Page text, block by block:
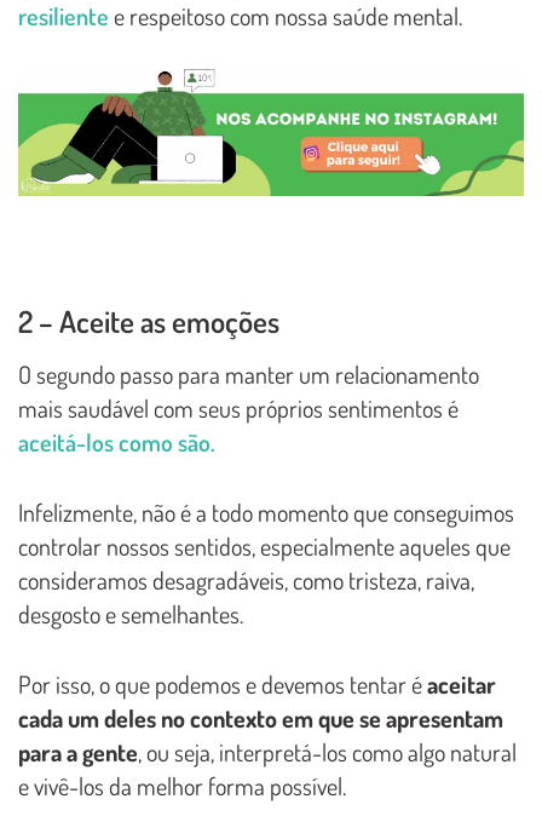
resiliente e respeitoso com nossa saúde mental.
2 – Aceite as emoções
O segundo passo para manter um relacionamento
mais saudável com seus próprios sentimentos é
aceitá-los como são.
Infelizmente, não é a todo momento que conseguimos
controlar nossos sentidos, especialmente aqueles que
consideramos desagradáveis, como tristeza, raiva,
desgosto e semelhantes.
Por isso, o que podemos e devemos tentar éaceitar
cada um deles no contexto em que se apresentam
para a gente, ou seja, interpretá-los como algo natural
e vivê-los da melhor forma possível.